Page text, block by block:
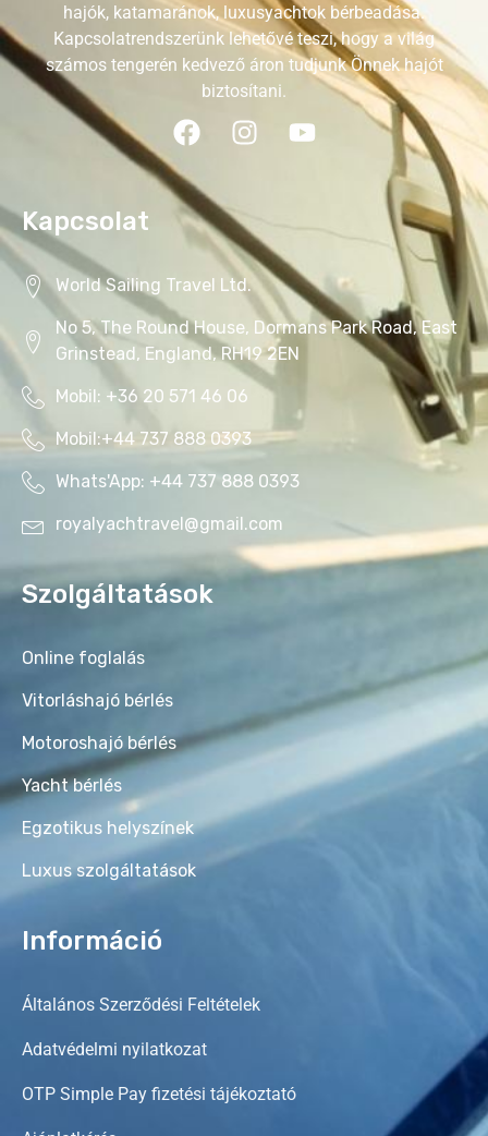
hajók, katamaránok, luxusyachtok bérbeadása.
Kapcsolatrendszerünk lehetővé teszi, hogy a világ
számos tengerén kedvező áron tudjunk Önnek hajót
biztosítani.
Kapcsolat
World Sailing Travel Ltd.
No 5, The Round House, Dormans Park Road, East
Grinstead, England, RH19 2EN
Mobil: +36 20 571 46 06‬
Mobil:+44 737 888 0393‬
Whats'App: +44 737 888 0393‬
royalyachtravel@gmail.com
Szolgáltatások
Online foglalás
Vitorláshajó bérlés
Motoroshajó bérlés
Yacht bérlés
Egzotikus helyszínek
Luxus szolgáltatások
Információ
Általános Szerződési Feltételek
Adatvédelmi nyilatkozat
OTP Simple Pay fizetési tájékoztató